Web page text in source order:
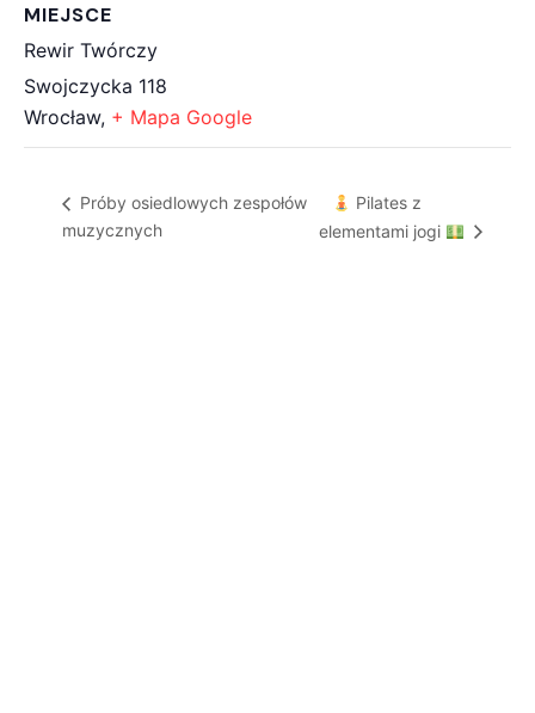
MIEJSCE
Rewir Twórczy
Swojczycka 118
Wrocław, + Mapa Google
Próby osiedlowych zespołów
muzycznych
Pilates z
elementami jogi